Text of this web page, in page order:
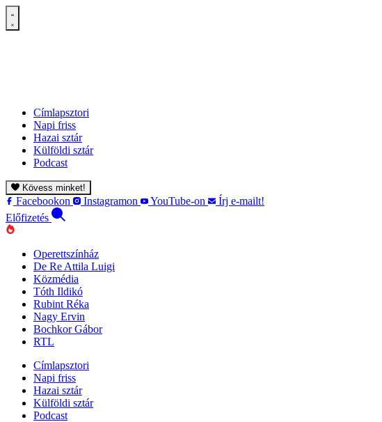
Címlapsztori
Napi friss
Hazai sztár
Külföldi sztár
Podcast
Kövess minket!
Facebookon Instagramon YouTube-on
Írj e-mailt!
Előfizetés
Operettszínház
De Re Attila Luigi
Közmédia
Tóth Ildikó
Rubint Réka
Nagy Ervin
Bochkor Gábor
RTL
Címlapsztori
Napi friss
Hazai sztár
Külföldi sztár
Podcast